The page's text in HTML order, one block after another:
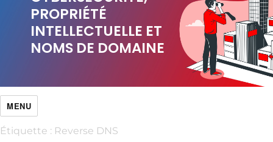
PROPRIÉTÉ
INTELLECTUELLE ET
NOMS DE DOMAINE
MENU
Étiquette : Reverse DNS